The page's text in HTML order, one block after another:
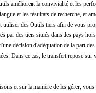
ligne sur notre site
améliorent la convivialité et les
et les résultats de recherche, et
utiliser des Outils tiers afin de vous
par des tiers situés dans des pays
décision d'adéquation de la part des
Dans ce cas, le transfert repose sur
et sur la manière de les gérer, vous